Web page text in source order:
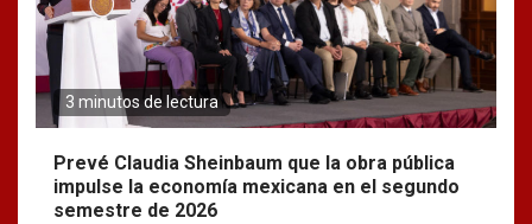
3 minutos de lectura
Prevé Claudia Sheinbaum que la obra pública
impulse la economía mexicana en el segundo
semestre de 2026